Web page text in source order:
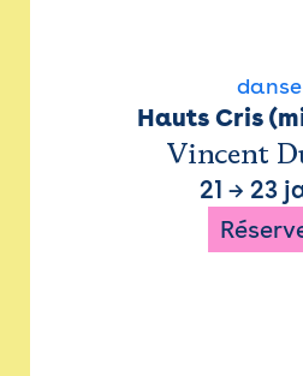
danse
Hauts Cris
Vincent
21 → 23